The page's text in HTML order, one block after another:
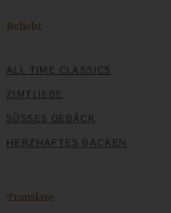
Beliebt
ALL TIME CLASSICS
ZIMTLIEBE
SÜSSES GEBÄCK
HERZHAFTES BACKEN
Translate